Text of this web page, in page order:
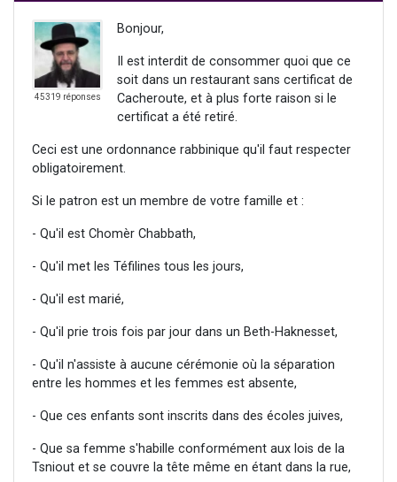
45319 réponses
Bonjour,
Il est interdit de consommer quoi que ce
soit dans un restaurant sans certificat de
Cacheroute, et à plus forte raison si le
certificat a été retiré.
Ceci est une ordonnance rabbinique qu'il faut respecter
obligatoirement.
Si le patron est un membre de votre famille et :
- Qu'il est Chomèr Chabbath,
- Qu'il met les Téfilines tous les jours,
- Qu'il est marié,
- Qu'il prie trois fois par jour dans un Beth-Haknesset,
- Qu'il n'assiste à aucune cérémonie où la séparation
entre les hommes et les femmes est absente,
- Que ces enfants sont inscrits dans des écoles juives,
- Que sa femme s'habille conformément aux lois de la
Tsniout et se couvre la tête même en étant dans la rue,